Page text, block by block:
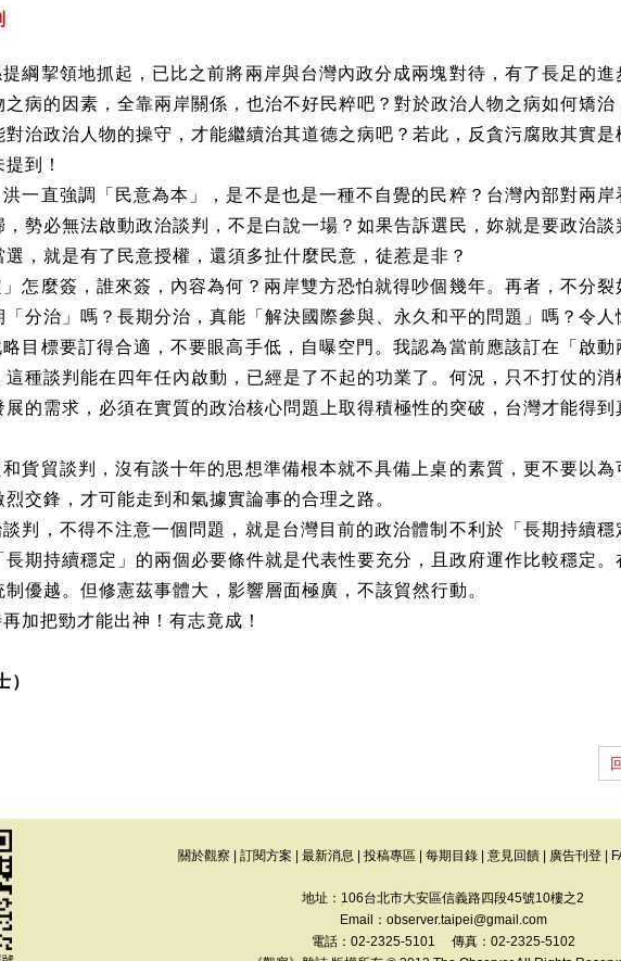
綱挈領地抓起，已比之前將兩岸與台灣內政分成兩塊對待，有了長足的進
病的因素，全靠兩岸關係，也治不好民粹吧？對於政治人物之病如何矯治
治政治人物的操守，才能繼續治其道德之病吧？若此，反貪污腐敗其實是
到！
一直強調「民意為本」，是不是也是一種不自覺的民粹？台灣內部對兩岸
勢必無法啟動政治談判，不是白說一場？如果告訴選民，妳就是要政治談
，就是有了民意授權，還須多扯什麼民意，徒惹是非？
怎麼簽，誰來簽，內容為何？兩岸雙方恐怕就得吵個幾年。再者，不分裂
分治」嗎？長期分治，真能「解決國際參與、永久和平的問題」嗎？令人
目標要訂得合適，不要眼高手低，自曝空門。我認為當前應該訂在「啟動
種談判能在四年任內啟動，已經是了不起的功業了。何況，只不打仗的消
的需求，必須在實質的政治核心問題上取得積極性的突破，台灣才能得到
貨貿談判，沒有談十年的思想準備根本就不具備上桌的素質，更不要以為
交鋒，才可能走到和氣據實論事的合理之路。
判，不得不注意一個問題，就是台灣目前的政治體制不利於「長期持續穩
期持續穩定」的兩個必要條件就是代表性要充分，且政府運作比較穩定。
優越。但修憲茲事體大，影響層面極廣，不該貿然行動。
加把勁才能出神！有志竟成！
關於觀察 訂閱方案 最新消息 投稿專區 每期目錄 意見回饋 廣告刊登
地址：106台北市大安區信義路四段45號10樓之2
Email： observer.taipei@gmail.com
電話：02-2325-5101 傳真：02-2325-5102